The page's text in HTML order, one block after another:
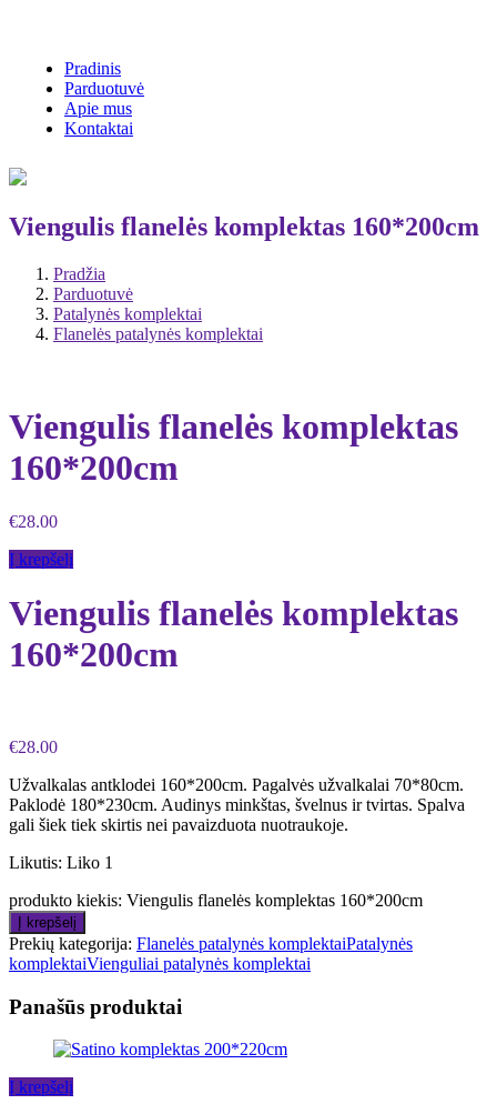
Pradinis
Parduotuvė
Apie mus
Kontaktai
Viengulis flanelės komplektas 160*200cm
Pradžia
Parduotuvė
Patalynės komplektai
Flanelės patalynės komplektai
Viengulis flanelės komplektas
160*200cm
€28.00
Į krepšelį
Viengulis flanelės komplektas
160*200cm
€28.00
Užvalkalas antklodei 160*200cm. Pagalvės užvalkalai 70*80cm.
Paklodė 180*230cm. Audinys minkštas, švelnus ir tvirtas. Spalva
gali šiek tiek skirtis nei pavaizduota nuotraukoje.
Likutis: Liko 1
produkto kiekis: Viengulis flanelės komplektas 160*200cm
Į krepšelį
Prekių kategorija: Flanelės patalynės komplektaiPatalynės
komplektaiVienguliai patalynės komplektai
Panašūs produktai
Į krepšelį